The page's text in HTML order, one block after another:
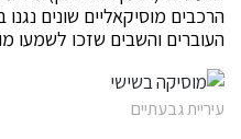
הרכבים מוסיקאליים שונים
העוברים והשבים שזכו לשמעו
עיריית גבעתיים